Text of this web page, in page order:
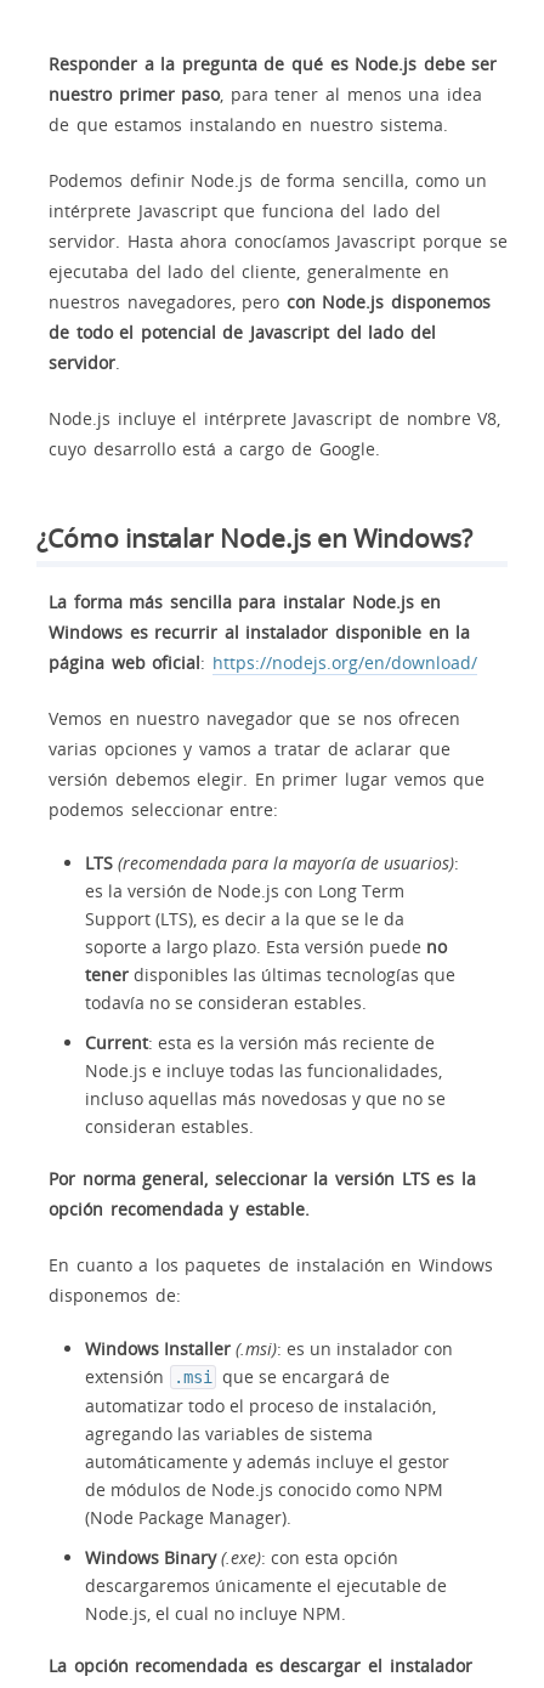
Responder a la pregunta de qué es Node.js debe ser
nuestro primer paso, para tener al menos una idea
de que estamos instalando en nuestro sistema.
Podemos definir Node.js de forma sencilla, como un
intérprete Javascript que funciona del lado del
servidor. Hasta ahora conocíamos Javascript porque se
ejecutaba del lado del cliente, generalmente en
nuestros navegadores, pero con Node.js disponemos
de todo el potencial de Javascript del lado del
servidor
Node.js incluye el intérprete Javascript de nombre V8,
cuyo desarrollo está a cargo de Google.
¿Cómo instalar Node.js en Windows?
La forma más sencilla para instalar Node.js en
Windows es recurrir al instalador disponible en la
página web oficial: https://nodejs.org/en/download/
Vemos en nuestro navegador que se nos ofrecen
varias opciones y vamos a tratar de aclarar que
versión debemos elegir. En primer lugar vemos que
podemos seleccionar entre:
LTS (recomendada para la mayoría de usuarios):
es la versión de Node.js con Long Term
Support (LTS), es decir a la que se le da
soporte a largo plazo. Esta versión puede no
tener disponibles las últimas tecnologías que
todavía no se consideran estables.
Current: esta es la versión más reciente de
Node.js e incluye todas las funcionalidades,
incluso aquellas más novedosas y que no se
consideran estables.
Por norma general, seleccionar la versión LTS es la
opción recomendada y estable.
En cuanto a los paquetes de instalación en Windows
disponemos de:
Windows Installer (.msi): es un instalador con
extensión
.msi
que se encargará de
automatizar todo el proceso de instalación,
agregando las variables de sistema
automáticamente y además incluye el gestor
de módulos de Node.js conocido como NPM
(Node Package Manager).
Windows Binary (.exe): con esta opción
descargaremos únicamente el ejecutable de
Node.js, el cual no incluye NPM.
La opción recomendada es descargar el instalador